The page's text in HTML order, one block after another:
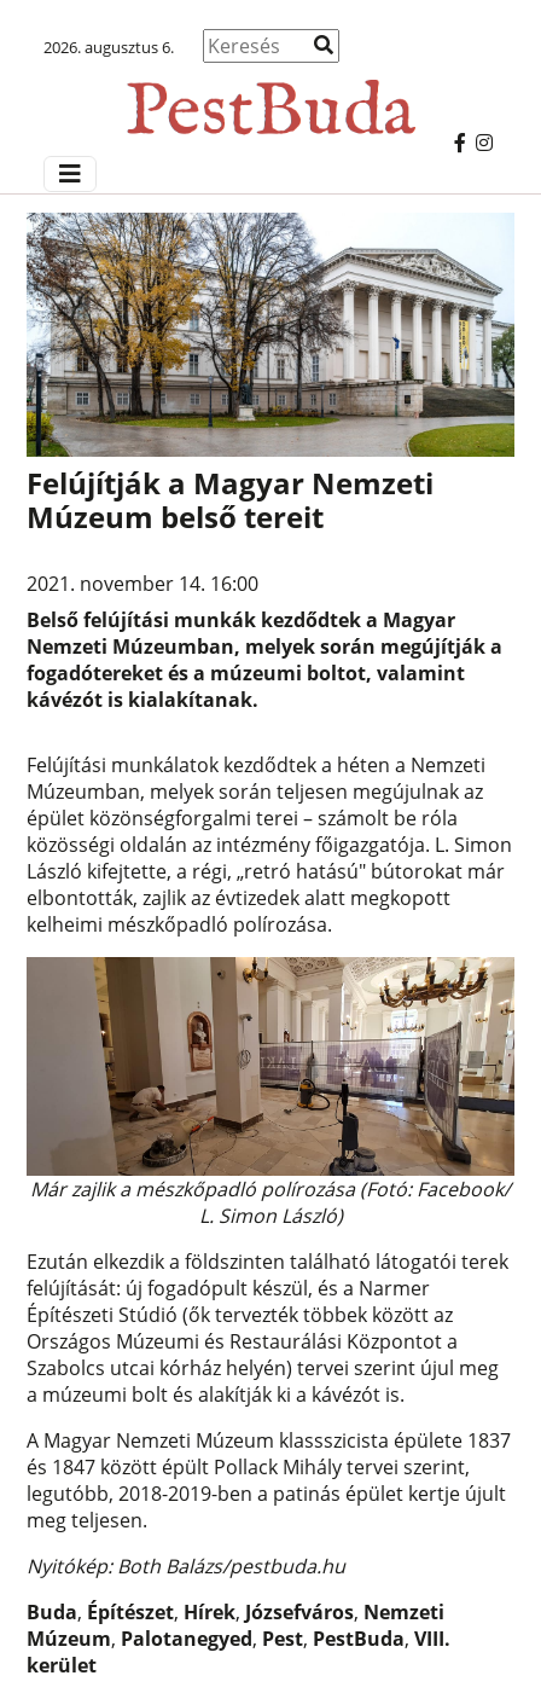
2026. augusztus 6.
Felújítják a Magyar Nemzeti
Múzeum belső tereit
2021. november 14. 16:00
Belső felújítási munkák kezdődtek a Magyar
Nemzeti Múzeumban, melyek során megújítják a
fogadótereket és a múzeumi boltot, valamint
kávézót is kialakítanak.
Felújítási munkálatok kezdődtek a héten a Nemzeti
Múzeumban, melyek során teljesen megújulnak az
épület közönségforgalmi terei – számolt be róla
közösségi oldalán az intézmény főigazgatója. L. Simon
László kifejtette, a régi, „retró hatású" bútorokat már
elbontották, zajlik az évtizedek alatt megkopott
kelheimi mészkőpadló polírozása.
Már zajlik a mészkőpadló polírozása (Fotó: Facebook/
L. Simon László)
Ezután elkezdik a földszinten található látogatói terek
felújítását: új fogadópult készül, és a Narmer
Építészeti Stúdió (ők tervezték többek között az
Országos Múzeumi és Restaurálási Központot a
Szabolcs utcai kórház helyén) tervei szerint újul meg
a múzeumi bolt és alakítják ki a kávézót is.
A Magyar Nemzeti Múzeum klassszicista épülete 1837
és 1847 között épült Pollack Mihály tervei szerint,
legutóbb, 2018-2019-ben a patinás épület kertje újult
meg teljesen.
Nyitókép: Both Balázs/pestbuda.hu
Buda, Építészet, Hírek, Józsefváros, Nemzeti
Múzeum, Palotanegyed, Pest, PestBuda,VIII.
kerület